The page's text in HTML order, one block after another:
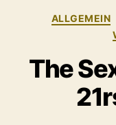
ALLGEMEIN
The